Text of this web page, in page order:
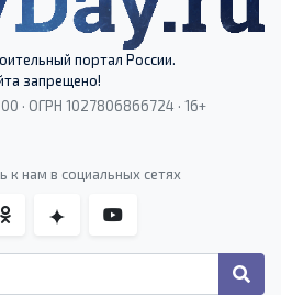
портал России.
запрещено!
· ОГРН 1027806866724 · 16+
к нам в социальных сетях